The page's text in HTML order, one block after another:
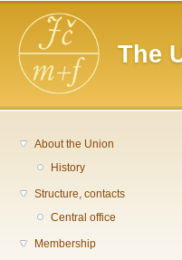
The
Main menu
About the Union
History
Structure, contacts
Central office
Membership